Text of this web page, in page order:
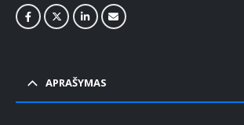
APRAŠYMAS